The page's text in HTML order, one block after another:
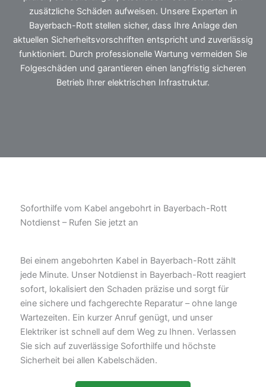
zusätzliche Schäden aufweisen. Unsere Experten in
Bayerbach-Rott stellen sicher, dass Ihre Anlage den
aktuellen Sicherheitsvorschriften entspricht und zuverlässig
funktioniert. Durch professionelle Wartung vermeiden Sie
Folgeschäden und garantieren einen langfristig sicheren
Betrieb Ihrer elektrischen Infrastruktur.
Soforthilfe vom Kabel angebohrt in Bayerbach-Rott
Notdienst – Rufen Sie jetzt an
Bei einem angebohrten Kabel in Bayerbach-Rott zählt
jede Minute. Unser Notdienst in Bayerbach-Rott reagiert
sofort, lokalisiert den Schaden präzise und sorgt für
eine sichere und fachgerechte Reparatur – ohne lange
Wartezeiten. Ein kurzer Anruf genügt, und unser
Elektriker ist schnell auf dem Weg zu Ihnen. Verlassen
Sie sich auf zuverlässige Soforthilfe und höchste
Sicherheit bei allen Kabelschäden.